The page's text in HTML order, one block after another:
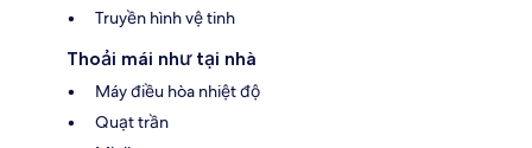
Truyền hình vệ tinh
Thoải mái như tại nhà
Máy điều hòa nhiệt độ
Quạt trần